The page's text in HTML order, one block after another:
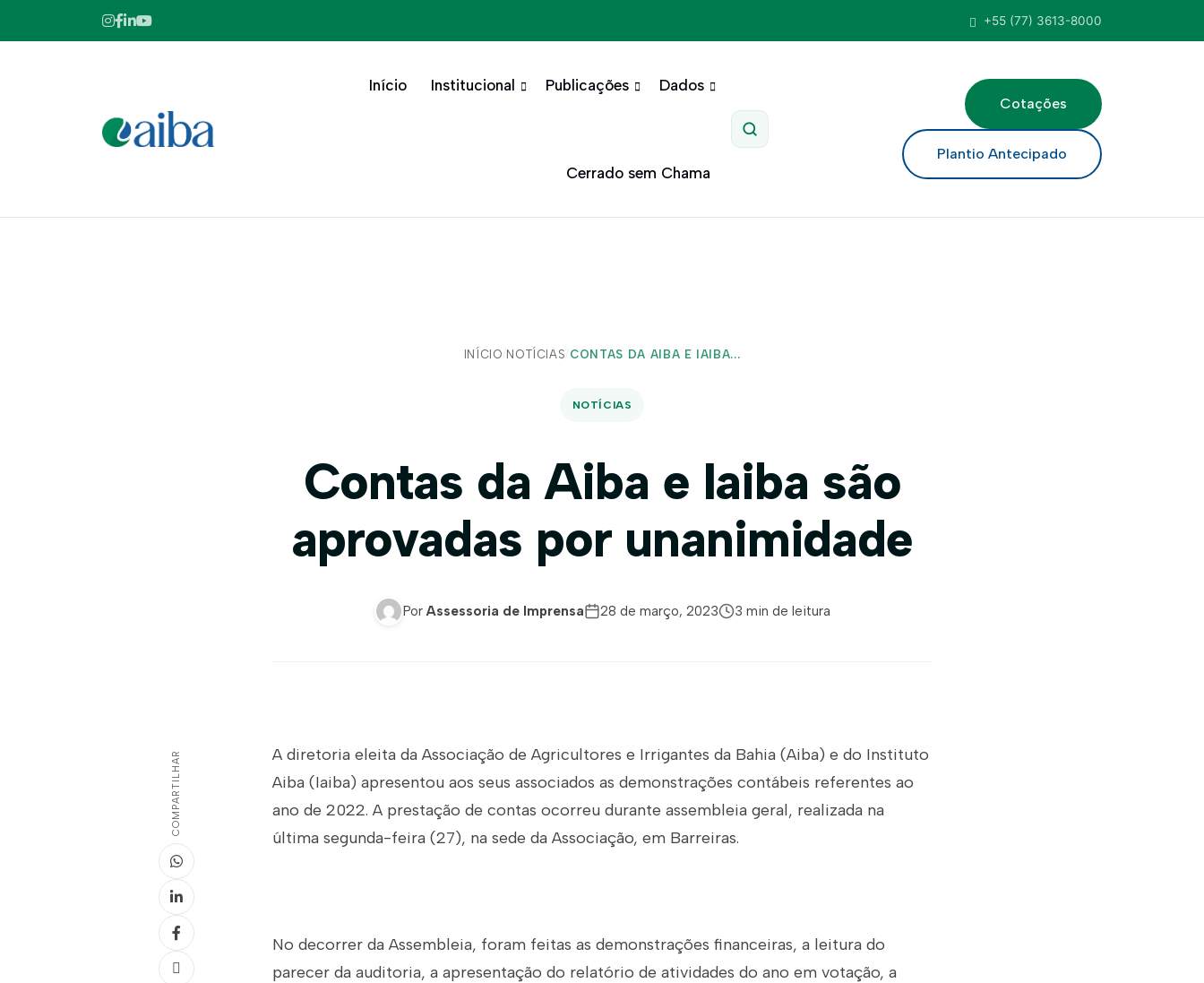
+55 (77) 3613-8000
Início Institucional Publicações Dados
Cerrado sem Chama
Pesquisar
Cotações
Plantio Antecipado
INÍCIO/ NOTÍCIAS/ CONTAS DA AIBA E IAIBA...
NOTÍCIAS
Contas da Aiba e Iaiba são
aprovadas por unanimidade
Por Assessoria de Imprensa 28 de março, 2023 3 min de leitura
COMPARTILHAR
A diretoria eleita da Associação de Agricultores e Irrigantes da Bahia (Aiba) e do Instituto
Aiba (Iaiba) apresentou aos seus associados as demonstrações contábeis referentes ao
ano de 2022. A prestação de contas ocorreu durante assembleia geral, realizada na
última segunda-feira (27), na sede da Associação, em Barreiras.
No decorrer da Assembleia, foram feitas as demonstrações financeiras, a leitura do
parecer da auditoria, a apresentação do relatório de atividades do ano em votação, a